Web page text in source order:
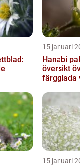
15 januari
Hanabi
översikt
färgglada
15 januari